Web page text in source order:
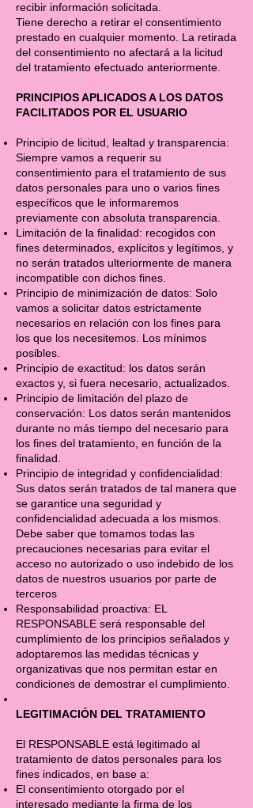
recibir información solicitada.
Tiene derecho a retirar el consentimiento
prestado en cualquier momento. La retirada
del consentimiento no afectará a la licitud
del tratamiento efectuado anteriormente.
PRINCIPIOS APLICADOS A LOS DATOS
FACILITADOS POR EL USUARIO
Principio de licitud, lealtad y transparencia:
Siempre vamos a requerir su
consentimiento para el tratamiento de sus
datos personales para uno o varios fines
específicos que le informaremos
previamente con absoluta transparencia.
Limitación de la finalidad: recogidos con
fines determinados, explícitos y legítimos, y
no serán tratados ulteriormente de manera
incompatible con dichos fines.
Principio de minimización de datos: Solo
vamos a solicitar datos estrictamente
necesarios en relación con los fines para
los que los necesitemos. Los mínimos
posibles.
Principio de exactitud: los datos serán
exactos y, si fuera necesario, actualizados.
Principio de limitación del plazo de
conservación: Los datos serán mantenidos
durante no más tiempo del necesario para
los fines del tratamiento, en función de la
finalidad.
Principio de integridad y confidencialidad:
Sus datos serán tratados de tal manera que
se garantice una seguridad y
confidencialidad adecuada a los mismos.
Debe saber que tomamos todas las
precauciones necesarias para evitar el
acceso no autorizado o uso indebido de los
datos de nuestros usuarios por parte de
terceros
Responsabilidad proactiva: EL
RESPONSABLE será responsable del
cumplimiento de los principios señalados y
adoptaremos las medidas técnicas y
organizativas que nos permitan estar en
condiciones de demostrar el cumplimiento.
LEGITIMACIÓN DEL TRATAMIENTO
El RESPONSABLE está legitimado al
tratamiento de datos personales para los
fines indicados, en base a:
El consentimiento otorgado por el
interesado mediante la firma de los